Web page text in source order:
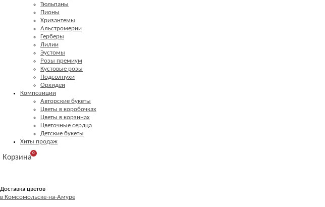
Тюльпаны
Пионы
Хризантемы
Альстромерии
Герберы
Лилии
Эустомы
Розы премиум
Кустовые розы
Подсолнухи
Орхидеи
Композиции
Авторские букеты
Цветы в коробочках
Цветы в корзинах
Цветочные сердца
Детские букеты
Хиты продаж
Корзина
0
Доставка цветов
в Комсомольске-на-Амуре